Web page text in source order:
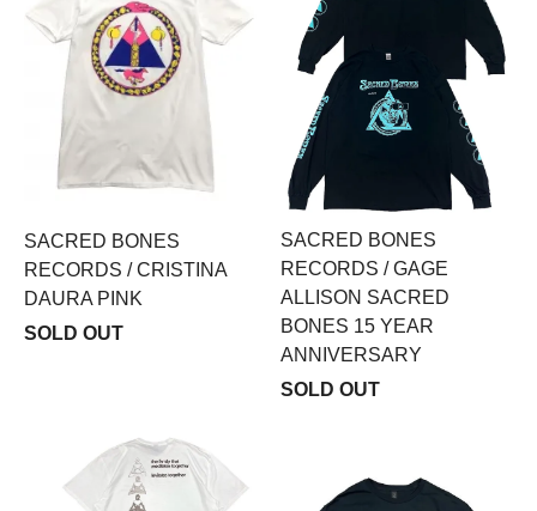
SACRED BONES
RECORDS / CRISTINA
DAURA PINK
SOLD OUT
SACRED BONES
RECORDS / GAGE
ALLISON SACRED
BONES 15 YEAR
ANNIVERSARY
SOLD OUT